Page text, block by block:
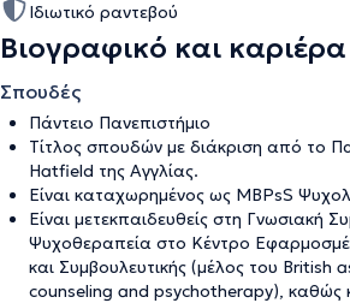
Ιδιωτικό ραντεβού
Βιογραφικό και καριέρα
Σπουδές
Πάντειο Πανεπιστήμιο
Τίτλος σπουδών με διάκριση από το
Hatfield της Αγγλίας.
Είναι καταχωρημένος ως MBPsS
Είναι μετεκπαιδευθείς στη Γνωσιακή
Ψυχοθεραπεία στο Κέντρο
και Συμβουλευτικής (μέλος του British
counseling and psychotherapy), καθώς